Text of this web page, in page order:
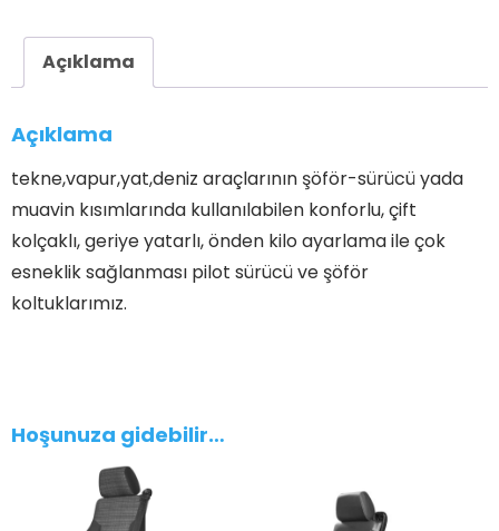
Açıklama
Açıklama
tekne,vapur,yat,deniz araçlarının şöför-sürücü yada
muavin kısımlarında kullanılabilen konforlu, çift
kolçaklı, geriye yatarlı, önden kilo ayarlama ile çok
esneklik sağlanması pilot sürücü ve şöför
koltuklarımız.
Hoşunuza gidebilir…